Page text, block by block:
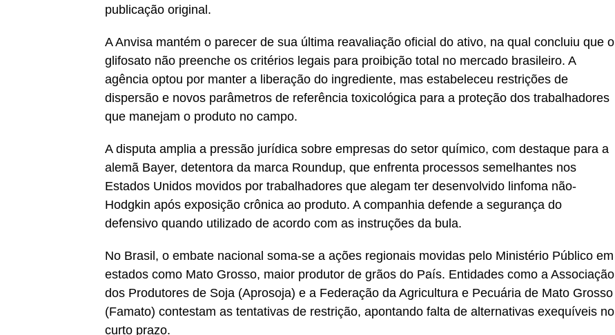
publicação original.
A Anvisa mantém o parecer de sua última reavaliação oficial do ativo, na qual concluiu que o
glifosato não preenche os critérios legais para proibição total no mercado brasileiro. A
agência optou por manter a liberação do ingrediente, mas estabeleceu restrições de
dispersão e novos parâmetros de referência toxicológica para a proteção dos trabalhadores
que manejam o produto no campo.
A disputa amplia a pressão jurídica sobre empresas do setor químico, com destaque para a
alemã Bayer, detentora da marca Roundup, que enfrenta processos semelhantes nos
Estados Unidos movidos por trabalhadores que alegam ter desenvolvido linfoma não-
Hodgkin após exposição crônica ao produto. A companhia defende a segurança do
defensivo quando utilizado de acordo com as instruções da bula.
No Brasil, o embate nacional soma-se a ações regionais movidas pelo Ministério Público em
estados como Mato Grosso, maior produtor de grãos do País. Entidades como a Associação
dos Produtores de Soja (Aprosoja) e a Federação da Agricultura e Pecuária de Mato Grosso
(Famato) contestam as tentativas de restrição, apontando falta de alternativas exequíveis no
curto prazo.